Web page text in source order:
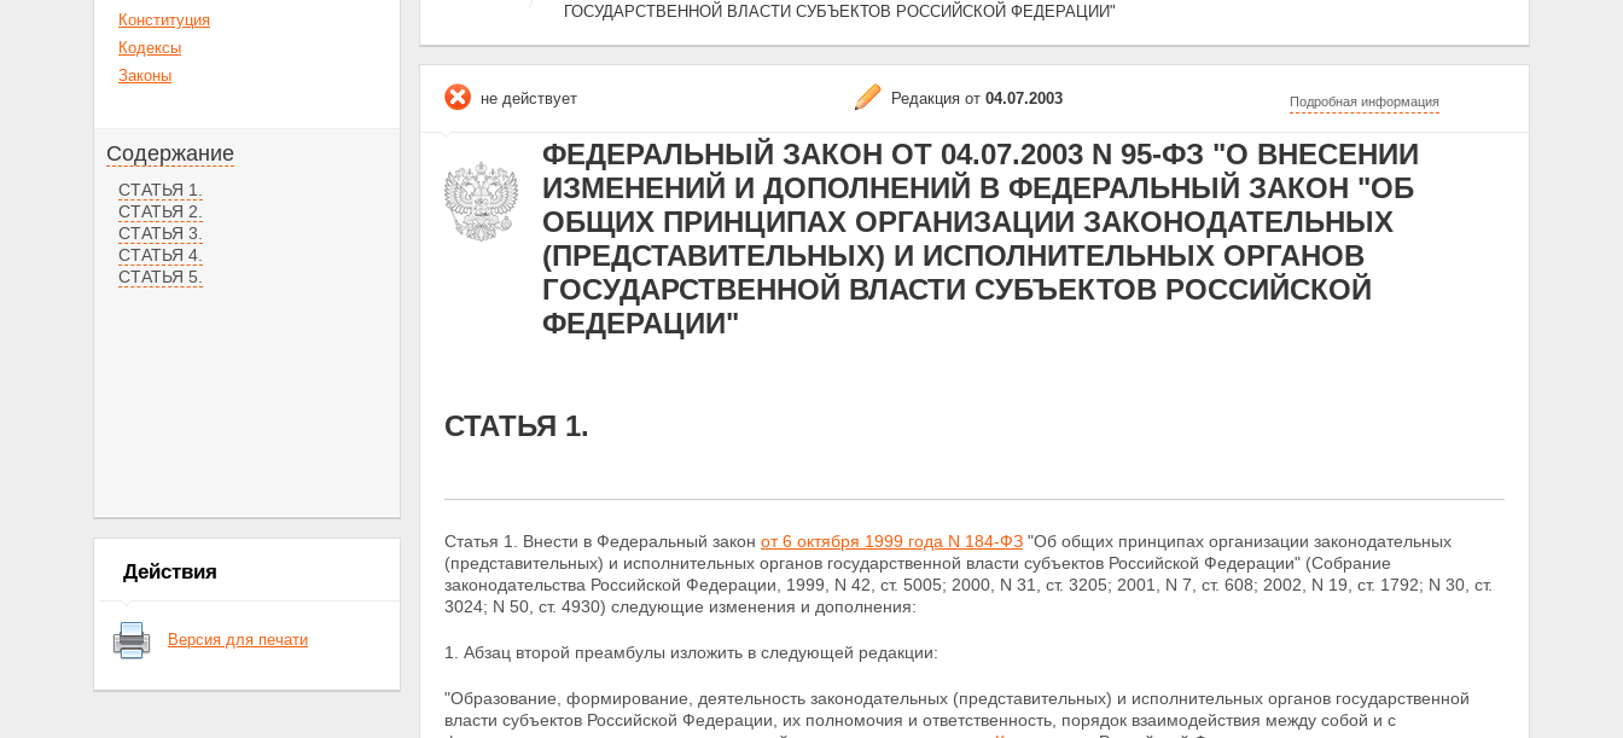
Конституция
Кодексы
Законы
Содержание
СТАТЬЯ 1.
СТАТЬЯ 2.
СТАТЬЯ 3.
СТАТЬЯ 4.
СТАТЬЯ 5.
Действия
Версия для печати
ГОСУДАРСТВЕННОЙ ВЛАСТИ СУБЪЕКТОВ РОССИЙСКОЙ ФЕДЕРАЦИИ"
не действует Редакция от 04.07.2003 Подробная информация
ФЕДЕРАЛЬНЫЙ ЗАКОН ОТ 04.07.2003 N 95-ФЗ "О ВНЕСЕНИИ
ИЗМЕНЕНИЙ И ДОПОЛНЕНИЙ В ФЕДЕРАЛЬНЫЙ ЗАКОН "ОБ
ОБЩИХ ПРИНЦИПАХ ОРГАНИЗАЦИИ ЗАКОНОДАТЕЛЬНЫХ
(ПРЕДСТАВИТЕЛЬНЫХ) И ИСПОЛНИТЕЛЬНЫХ ОРГАНОВ
ГОСУДАРСТВЕННОЙ ВЛАСТИ СУБЪЕКТОВ РОССИЙСКОЙ
ФЕДЕРАЦИИ"
СТАТЬЯ 1.
Статья 1. Внести в Федеральный закон от 6 октября 1999 года N 184-ФЗ "Об общих принципах организации законодательных
(представительных) и исполнительных органов государственной власти субъектов Российской Федерации" (Собрание
законодательства Российской Федерации, 1999, N 42, ст. 5005; 2000, N 31, ст. 3205; 2001, N 7, ст. 608; 2002, N 19, ст. 1792; N 30, ст.
3024; N 50, ст. 4930) следующие изменения и дополнения:
1. Абзац второй преамбулы изложить в следующей редакции:
"Образование, формирование, деятельность законодательных (представительных) и исполнительных органов государственной
власти субъектов Российской Федерации, их полномочия и ответственность, порядок взаимодействия между собой и с